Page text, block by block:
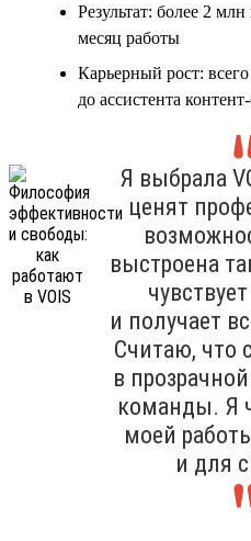
Результат: более 2
месяц работы
Карьерный рост: всего
до ассистента контент-
Я выбрала
ценят
выстроена
и получает
Считаю, что
в
команды. Я
моей
и для